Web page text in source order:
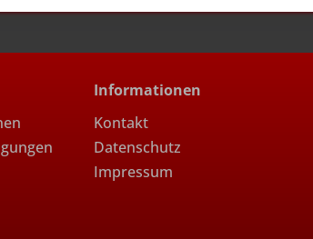
Informationen
Kontakt
Datenschutz
Impressum